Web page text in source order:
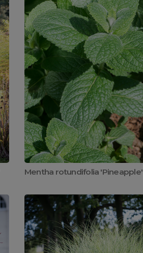
Mentha rotundifolia 'Pineapple'